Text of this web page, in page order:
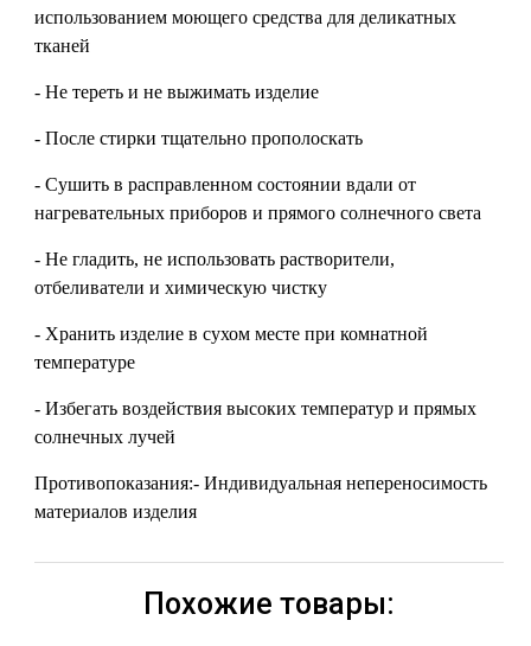
использованием моющего средства для деликатных
тканей
- Не тереть и не выжимать изделие
- После стирки тщательно прополоскать
- Сушить в расправленном состоянии вдали от
нагревательных приборов и прямого солнечного света
- Не гладить, не использовать растворители,
отбеливатели и химическую чистку
- Хранить изделие в сухом месте при комнатной
температуре
- Избегать воздействия высоких температур и прямых
солнечных лучей
Противопоказания:- Индивидуальная непереносимость
материалов изделия
Похожие товары: